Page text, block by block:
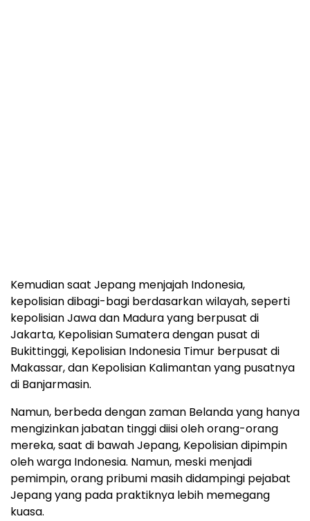
Kemudian saat Jepang menjajah Indonesia,
kepolisian dibagi-bagi berdasarkan wilayah, seperti
kepolisian Jawa dan Madura yang berpusat di
Jakarta, Kepolisian Sumatera dengan pusat di
Bukittinggi, Kepolisian Indonesia Timur berpusat di
Makassar, dan Kepolisian Kalimantan yang pusatnya
di Banjarmasin.
Namun, berbeda dengan zaman Belanda yang hanya
mengizinkan jabatan tinggi diisi oleh orang-orang
mereka, saat di bawah Jepang, Kepolisian dipimpin
oleh warga Indonesia. Namun, meski menjadi
pemimpin, orang pribumi masih didampingi pejabat
Jepang yang pada praktiknya lebih memegang
kuasa.